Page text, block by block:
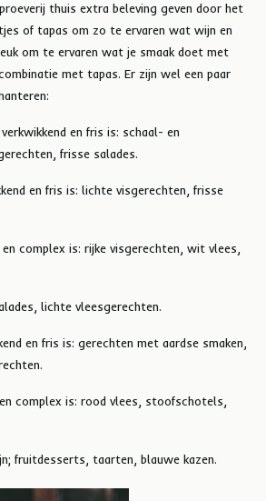
thuis extra beleving geven door het
of tapas om zo te ervaren wat wijn en
om te ervaren wat je smaak doet met
met tapas. Er zijn wel een paar
en fris is: schaal- en
frisse salades.
en fris is: lichte visgerechten, frisse
complex is: rijke visgerechten, wit vlees,
lichte vleesgerechten.
en fris is: gerechten met aardse smaken,
complex is: rood vlees, stoofschotels,
fruitdesserts, taarten, blauwe kazen.